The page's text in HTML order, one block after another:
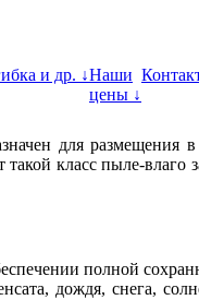
и др. ↓Наши
цены ↓
для размещения
класс пыле-влаго
полной
дождя, снега,